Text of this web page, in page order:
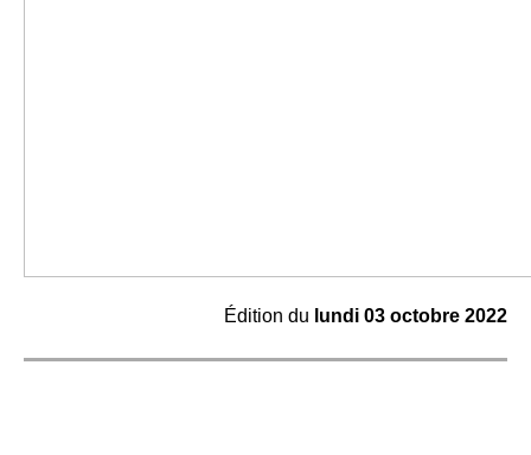
Édition du lundi 03 octobre 2022